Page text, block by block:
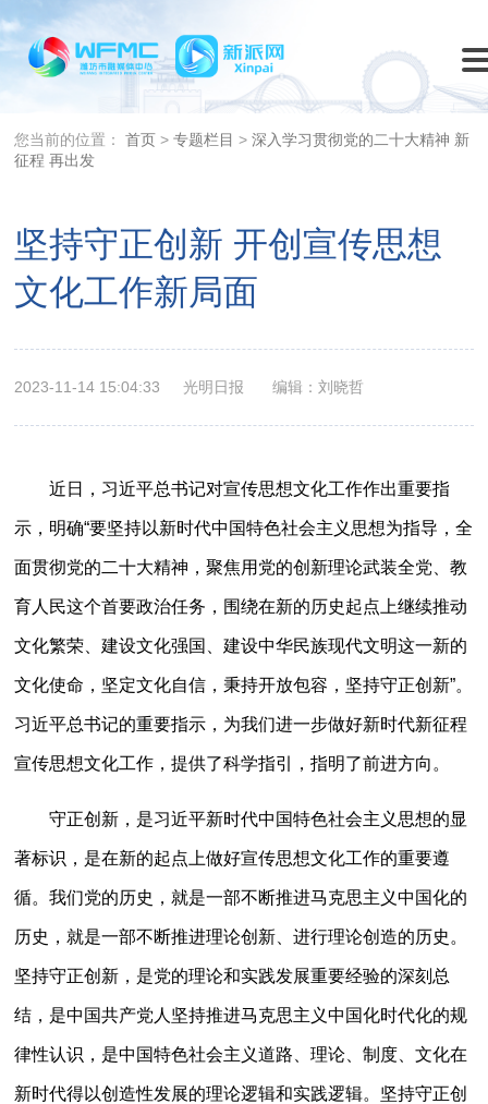
您当前的位置：首页 >专题栏目 >深入学习贯彻党的二十大精神 新
征程 再出发
坚持守正创新 开创宣传思想
文化工作新局面
2023-11-14 15:04:33 光明日报 编辑：刘晓哲
近日，习近平总书记对宣传思想文化工作作出重要指
示，明确“要坚持以新时代中国特色社会主义思想为指导，全
面贯彻党的二十大精神，聚焦用党的创新理论武装全党、教
育人民这个首要政治任务，围绕在新的历史起点上继续推动
文化繁荣、建设文化强国、建设中华民族现代文明这一新的
文化使命，坚定文化自信，秉持开放包容，坚持守正创新”。
习近平总书记的重要指示，为我们进一步做好新时代新征程
宣传思想文化工作，提供了科学指引，指明了前进方向。
守正创新，是习近平新时代中国特色社会主义思想的显
著标识，是在新的起点上做好宣传思想文化工作的重要遵
循。我们党的历史，就是一部不断推进马克思主义中国化的
历史，就是一部不断推进理论创新、进行理论创造的历史。
坚持守正创新，是党的理论和实践发展重要经验的深刻总
结，是中国共产党人坚持推进马克思主义中国化时代化的规
律性认识，是中国特色社会主义道路、理论、制度、文化在
新时代得以创造性发展的理论逻辑和实践逻辑。坚持守正创